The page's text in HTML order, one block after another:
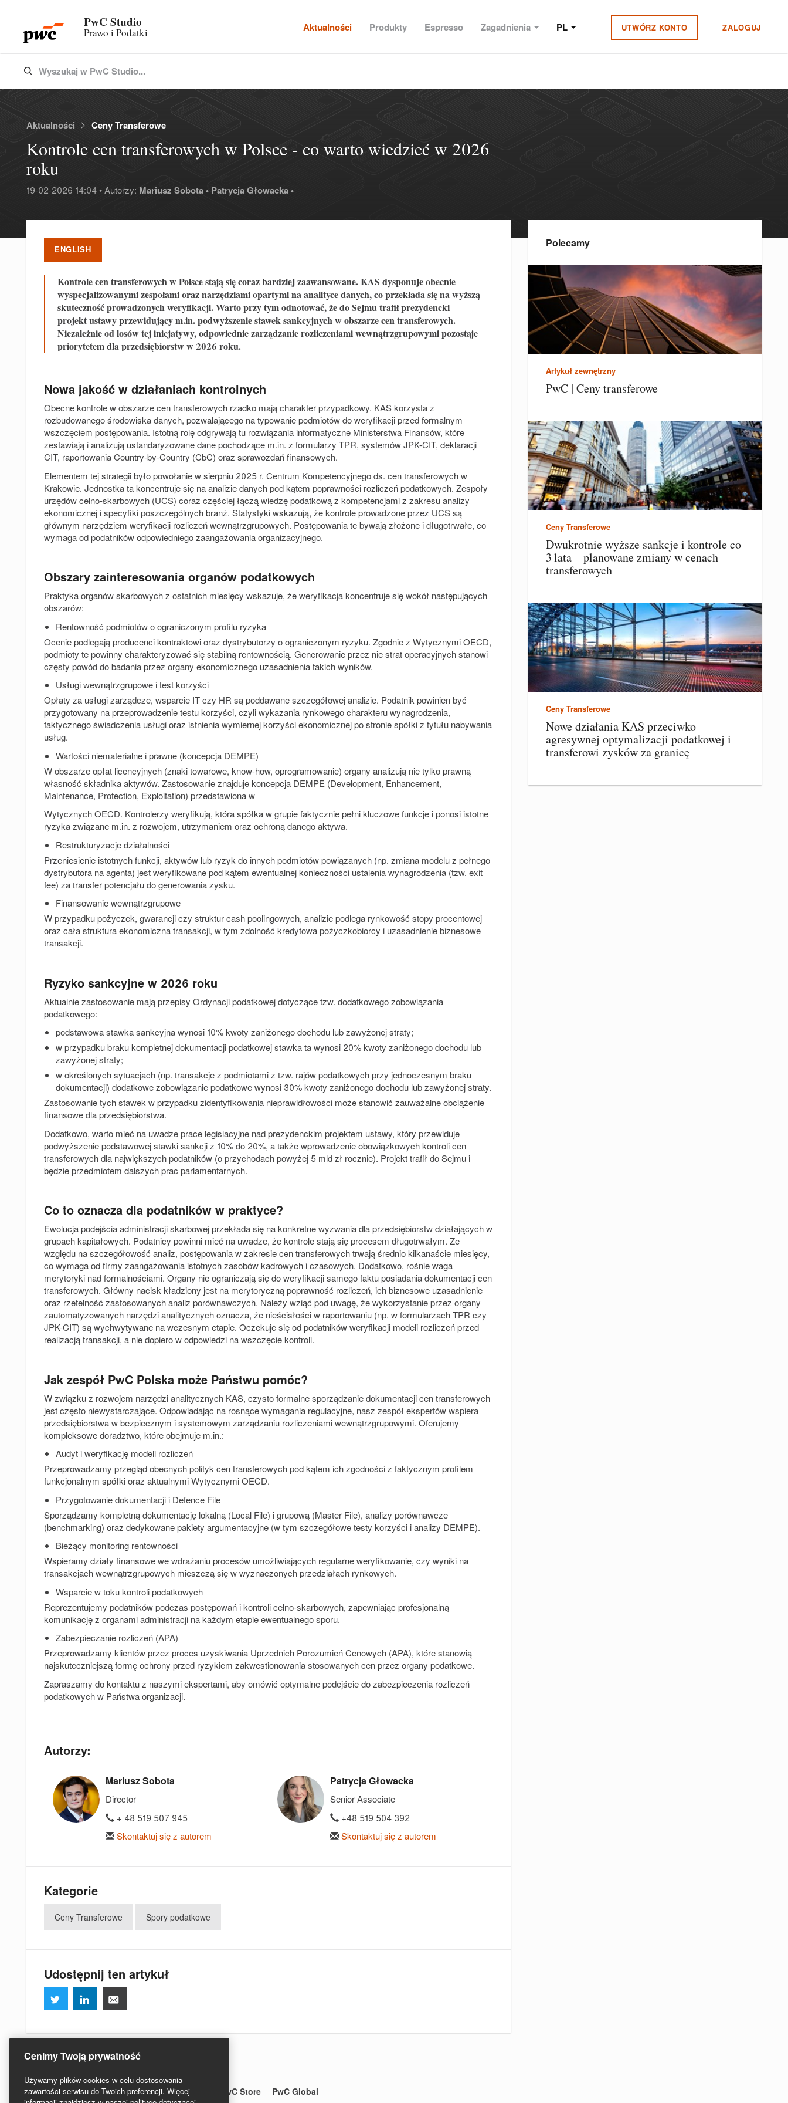
PwC Studio
Prawo i Podatki Aktualności Produkty Espresso Zagadnienia PL UTWÓRZ KONTO ZALOGUJ
Type 3 or more characters for results.
Wyszukaj w PwC Studio...
Aktualności Ceny Transferowe
Kontrole cen transferowych w Polsce - co warto wiedzieć w 2026
roku
19-02-2026 14:04 • Autorzy: Mariusz Sobota • Patrycja Głowacka •
ENGLISH
Kontrole cen transferowych w Polsce stają się coraz bardziej zaawansowane. KAS dysponuje obecnie
wyspecjalizowanymi zespołami oraz narzędziami opartymi na analityce danych, co przekłada się na wyższą
skuteczność prowadzonych weryfikacji. Warto przy tym odnotować, że do Sejmu trafił prezydencki
projekt ustawy przewidujący m.in. podwyższenie stawek sankcyjnych w obszarze cen transferowych.
Niezależnie od losów tej inicjatywy, odpowiednie zarządzanie rozliczeniami wewnątrzgrupowymi pozostaje
priorytetem dla przedsiębiorstw w 2026 roku.
Nowa jakość w działaniach kontrolnych
Obecne kontrole w obszarze cen transferowych rzadko mają charakter przypadkowy. KAS korzysta z
rozbudowanego środowiska danych, pozwalającego na typowanie podmiotów do weryfikacji przed formalnym
wszczęciem postępowania. Istotną rolę odgrywają tu rozwiązania informatyczne Ministerstwa Finansów, które
zestawiają i analizują ustandaryzowane dane pochodzące m.in. z formularzy TPR, systemów JPK-CIT, deklaracji
CIT, raportowania Country-by-Country (CbC) oraz sprawozdań finansowych.
Elementem tej strategii było powołanie w sierpniu 2025 r. Centrum Kompetencyjnego ds. cen transferowych w
Krakowie. Jednostka ta koncentruje się na analizie danych pod kątem poprawności rozliczeń podatkowych. Zespoły
urzędów celno-skarbowych (UCS) coraz częściej łączą wiedzę podatkową z kompetencjami z zakresu analizy
ekonomicznej i specyfiki poszczególnych branż. Statystyki wskazują, że kontrole prowadzone przez UCS są
głównym narzędziem weryfikacji rozliczeń wewnątrzgrupowych. Postępowania te bywają złożone i długotrwałe, co
wymaga od podatników odpowiedniego zaangażowania organizacyjnego.
Obszary zainteresowania organów podatkowych
Praktyka organów skarbowych z ostatnich miesięcy wskazuje, że weryfikacja koncentruje się wokół następujących
obszarów:
Rentowność podmiotów o ograniczonym profilu ryzyka
Ocenie podlegają producenci kontraktowi oraz dystrybutorzy o ograniczonym ryzyku. Zgodnie z Wytycznymi OECD,
podmioty te powinny charakteryzować się stabilną rentownością. Generowanie przez nie strat operacyjnych stanowi
częsty powód do badania przez organy ekonomicznego uzasadnienia takich wyników.
Usługi wewnątrzgrupowe i test korzyści
Opłaty za usługi zarządcze, wsparcie IT czy HR są poddawane szczegółowej analizie. Podatnik powinien być
przygotowany na przeprowadzenie testu korzyści, czyli wykazania rynkowego charakteru wynagrodzenia,
faktycznego świadczenia usługi oraz istnienia wymiernej korzyści ekonomicznej po stronie spółki z tytułu nabywania
usług.
Wartości niematerialne i prawne (koncepcja DEMPE)
W obszarze opłat licencyjnych (znaki towarowe, know-how, oprogramowanie) organy analizują nie tylko prawną
własność składnika aktywów. Zastosowanie znajduje koncepcja DEMPE (Development, Enhancement,
Maintenance, Protection, Exploitation) przedstawiona w
Wytycznych OECD. Kontrolerzy weryfikują, która spółka w grupie faktycznie pełni kluczowe funkcje i ponosi istotne
ryzyka związane m.in. z rozwojem, utrzymaniem oraz ochroną danego aktywa.
Restrukturyzacje działalności
Przeniesienie istotnych funkcji, aktywów lub ryzyk do innych podmiotów powiązanych (np. zmiana modelu z pełnego
dystrybutora na agenta) jest weryfikowane pod kątem ewentualnej konieczności ustalenia wynagrodzenia (tzw. exit
fee) za transfer potencjału do generowania zysku.
Finansowanie wewnątrzgrupowe
W przypadku pożyczek, gwarancji czy struktur cash poolingowych, analizie podlega rynkowość stopy procentowej
oraz cała struktura ekonomiczna transakcji, w tym zdolność kredytowa pożyczkobiorcy i uzasadnienie biznesowe
transakcji.
Ryzyko sankcyjne w 2026 roku
Aktualnie zastosowanie mają przepisy Ordynacji podatkowej dotyczące tzw. dodatkowego zobowiązania
podatkowego:
podstawowa stawka sankcyjna wynosi 10% kwoty zaniżonego dochodu lub zawyżonej straty;
w przypadku braku kompletnej dokumentacji podatkowej stawka ta wynosi 20% kwoty zaniżonego dochodu lub
zawyżonej straty;
w określonych sytuacjach (np. transakcje z podmiotami z tzw. rajów podatkowych przy jednoczesnym braku
dokumentacji) dodatkowe zobowiązanie podatkowe wynosi 30% kwoty zaniżonego dochodu lub zawyżonej straty.
Zastosowanie tych stawek w przypadku zidentyfikowania nieprawidłowości może stanowić zauważalne obciążenie
finansowe dla przedsiębiorstwa.
Dodatkowo, warto mieć na uwadze prace legislacyjne nad prezydenckim projektem ustawy, który przewiduje
podwyższenie podstawowej stawki sankcji z 10% do 20%, a także wprowadzenie obowiązkowych kontroli cen
transferowych dla największych podatników (o przychodach powyżej 5 mld zł rocznie). Projekt trafił do Sejmu i
będzie przedmiotem dalszych prac parlamentarnych.
Co to oznacza dla podatników w praktyce?
Ewolucja podejścia administracji skarbowej przekłada się na konkretne wyzwania dla przedsiębiorstw działających w
grupach kapitałowych. Podatnicy powinni mieć na uwadze, że kontrole stają się procesem długotrwałym. Ze
względu na szczegółowość analiz, postępowania w zakresie cen transferowych trwają średnio kilkanaście miesięcy,
co wymaga od firmy zaangażowania istotnych zasobów kadrowych i czasowych. Dodatkowo, rośnie waga
merytoryki nad formalnościami. Organy nie ograniczają się do weryfikacji samego faktu posiadania dokumentacji cen
transferowych. Główny nacisk kładziony jest na merytoryczną poprawność rozliczeń, ich biznesowe uzasadnienie
oraz rzetelność zastosowanych analiz porównawczych. Należy wziąć pod uwagę, że wykorzystanie przez organy
zautomatyzowanych narzędzi analitycznych oznacza, że nieścisłości w raportowaniu (np. w formularzach TPR czy
JPK-CIT) są wychwytywane na wczesnym etapie. Oczekuje się od podatników weryfikacji modeli rozliczeń przed
realizacją transakcji, a nie dopiero w odpowiedzi na wszczęcie kontroli.
Jak zespół PwC Polska może Państwu pomóc?
W związku z rozwojem narzędzi analitycznych KAS, czysto formalne sporządzanie dokumentacji cen transferowych
jest często niewystarczające. Odpowiadając na rosnące wymagania regulacyjne, nasz zespół ekspertów wspiera
przedsiębiorstwa w bezpiecznym i systemowym zarządzaniu rozliczeniami wewnątrzgrupowymi. Oferujemy
kompleksowe doradztwo, które obejmuje m.in.:
Audyt i weryfikację modeli rozliczeń
Przeprowadzamy przegląd obecnych polityk cen transferowych pod kątem ich zgodności z faktycznym profilem
funkcjonalnym spółki oraz aktualnymi Wytycznymi OECD.
Przygotowanie dokumentacji i Defence File
Sporządzamy kompletną dokumentację lokalną (Local File) i grupową (Master File), analizy porównawcze
(benchmarking) oraz dedykowane pakiety argumentacyjne (w tym szczegółowe testy korzyści i analizy DEMPE).
Bieżący monitoring rentowności
Wspieramy działy finansowe we wdrażaniu procesów umożliwiających regularne weryfikowanie, czy wyniki na
transakcjach wewnątrzgrupowych mieszczą się w wyznaczonych przedziałach rynkowych.
Wsparcie w toku kontroli podatkowych
Reprezentujemy podatników podczas postępowań i kontroli celno-skarbowych, zapewniając profesjonalną
komunikację z organami administracji na każdym etapie ewentualnego sporu.
Zabezpieczanie rozliczeń (APA)
Przeprowadzamy klientów przez proces uzyskiwania Uprzednich Porozumień Cenowych (APA), które stanowią
najskuteczniejszą formę ochrony przed ryzykiem zakwestionowania stosowanych cen przez organy podatkowe.
Zapraszamy do kontaktu z naszymi ekspertami, aby omówić optymalne podejście do zabezpieczenia rozliczeń
podatkowych w Państwa organizacji.
Autorzy:
Mariusz Sobota
Director
+ 48 519 507 945
Skontaktuj się z autorem
Patrycja Głowacka
Senior Associate
+48 519 504 392
Skontaktuj się z autorem
Kategorie
Ceny Transferowe Spory podatkowe
Udostępnij ten artykuł
Polecamy
Artykuł zewnętrzny
PwC | Ceny transferowe
Ceny Transferowe
Dwukrotnie wyższe sankcje i kontrole co
3 lata – planowane zmiany w cenach
transferowych
Ceny Transferowe
Nowe działania KAS przeciwko
agresywnej optymalizacji podatkowej i
transferowi zysków za granicę
Regulamin serwisu Redakcja PwC Polska PwC Store PwC Global
Cenimy Twoją prywatność
Używamy plików cookies w celu dostosowania
zawartości serwisu do Twoich preferencji. Więcej